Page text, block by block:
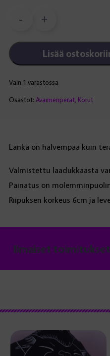
Vain 1 varastossa
-
halvempaa...
-
avaimenperä
määrä
+
Lisää
Osastot: Avaimenperät, Korut
Lanka on halvempaa kuin
Valmistettu laadukkaasta
Painatus on
Riipuksen korkeus 6cm ja
Ilmaiset